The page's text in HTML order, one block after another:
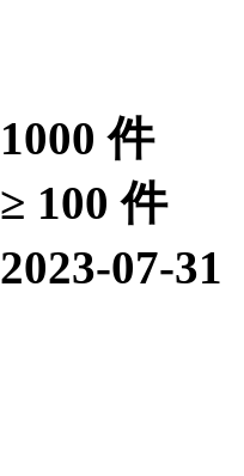
1000 件
≥ 100 件
2023-07-31